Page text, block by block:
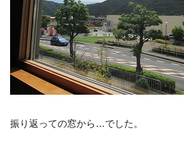
振り返っての窓から…でした。